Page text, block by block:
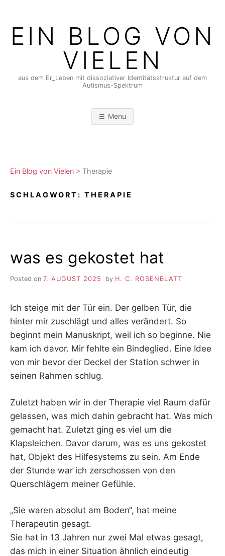
contentEIN BLOG VON
VIELEN
aus dem Er_Leben mit dissoziativer Identitätsstruktur auf dem
Autismus-Spektrum
Menu
Ein Blog von Vielen > Therapie
SCHLAGWORT: THERAPIE
was es gekostet hat
Posted on 7. AUGUST 2025 by H. C. ROSENBLATT
Ich steige mit der Tür ein. Der gelben Tür, die
hinter mir zuschlägt und alles verändert. So
beginnt mein Manuskript, weil ich so beginne. Nie
kam ich davor. Mir fehlte ein Bindeglied. Eine Idee
von mir bevor der Deckel der Station schwer in
seinen Rahmen schlug.
Zuletzt haben wir in der Therapie viel Raum dafür
gelassen, was mich dahin gebracht hat. Was mich
gemacht hat. Zuletzt ging es viel um die
Klapsleichen. Davor darum, was es uns gekostet
hat, Objekt des Hilfesystems zu sein. Am Ende
der Stunde war ich zerschossen von den
Querschlägern meiner Gefühle.
„Sie waren absolut am Boden“, hat meine
Therapeutin gesagt.
Sie hat in 13 Jahren nur zwei Mal etwas gesagt,
das mich in einer Situation ähnlich eindeutig